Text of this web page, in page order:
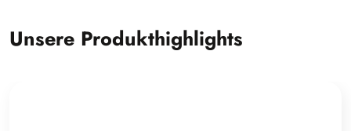
Unsere Produkthighlights